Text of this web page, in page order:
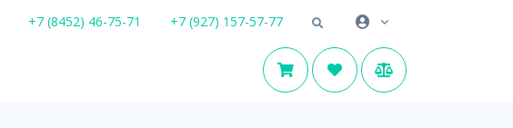
+7 (8452) 46-75-71 +7 (927) 157-57-77